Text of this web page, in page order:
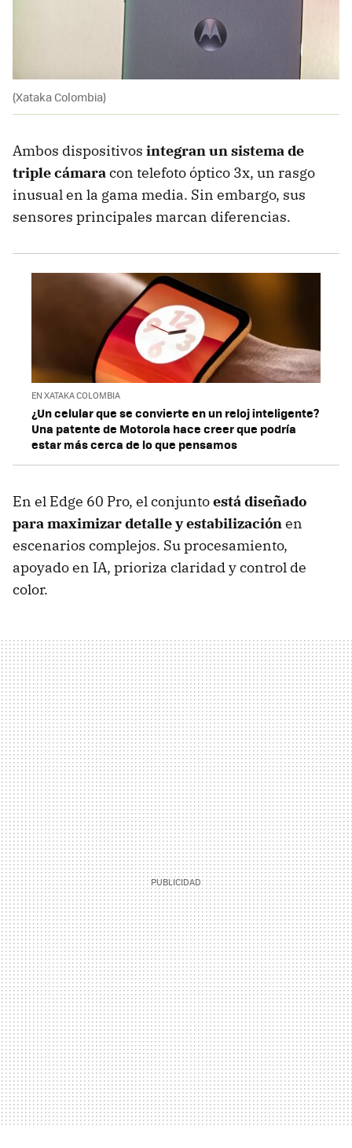
(Xataka Colombia)
Ambos dispositivos integran un sistema de
triple cámaracon telefoto óptico 3x, un rasgo
inusual en la gama media. Sin embargo, sus
sensores principales marcan diferencias.
EN XATAKA COLOMBIA
¿Un celular que se convierte en un reloj inteligente?
Una patente de Motorola hace creer que podría
estar más cerca de lo que pensamos
En el Edge 60 Pro, el conjuntoestá diseñado
para maximizar detalle y estabilizaciónen
escenarios complejos. Su procesamiento,
apoyado en IA, prioriza claridad y control de
color.